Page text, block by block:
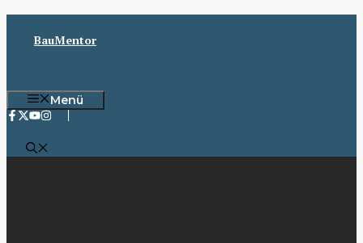
InhaltBauMentor
Menü